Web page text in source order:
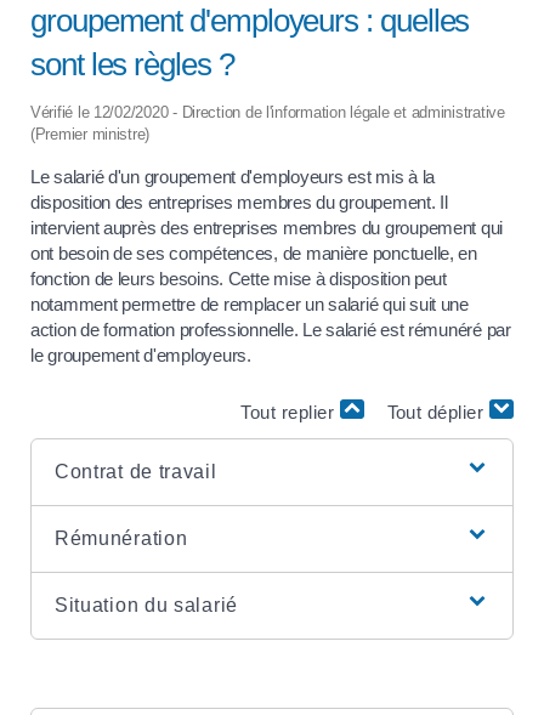
groupement d'employeurs : quelles
sont les règles ?
Vérifié le 12/02/2020 - Direction de l'information légale et administrative
(Premier ministre)
Le salarié d'un groupement d'employeurs est mis à la
disposition des entreprises membres du groupement. Il
intervient auprès des entreprises membres du groupement qui
ont besoin de ses compétences, de manière ponctuelle, en
fonction de leurs besoins. Cette mise à disposition peut
notamment permettre de remplacer un salarié qui suit une
action de formation professionnelle. Le salarié est rémunéré par
le groupement d'employeurs.
Tout replier Tout déplier
Contrat de travail
Rémunération
Situation du salarié